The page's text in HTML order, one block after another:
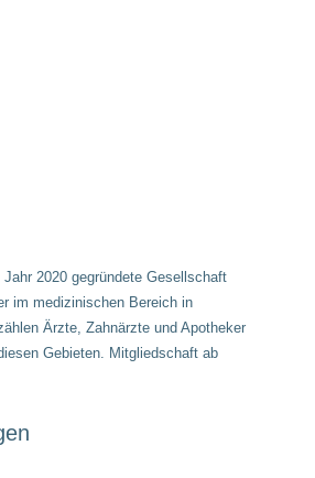
2020 gegründete Gesellschaft
im medizinischen Bereich in
Ärzte, Zahnärzte und Apotheker
Gebieten. Mitgliedschaft ab